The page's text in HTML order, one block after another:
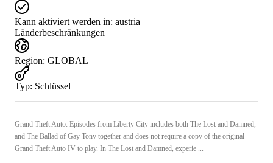
Kann aktiviert werden in: austria
Länderbeschränkungen
Region: GLOBAL
Typ: Schlüssel
Grand Theft Auto: Episodes from Liberty City includes both The Lost and Damned,
and The Ballad of Gay Tony together and does not require a copy of the original
Grand Theft Auto IV to play. In The Lost and Damned, experie ...